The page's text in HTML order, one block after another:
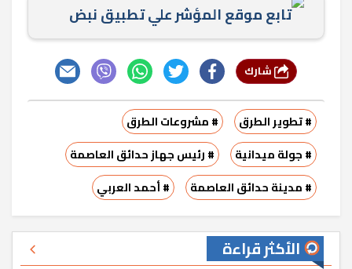
تابع موقع المؤشر علي تطبيق نبض
# تطوير الطرق
# مشروعات الطرق
# جولة ميدانية
# رئيس جهاز حدائق العاصمة
# مدينة حدائق العاصمة
# أحمد العربي
الأكثر قراءة